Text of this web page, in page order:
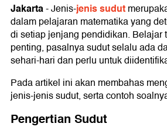
Jakarta-Jenis-jenis sudut
dalam pelajaran matematika yang
di setiap jenjang pendidikan. Belajar
penting, pasalnya sudut selalu ada
sehari-hari dan perlu untuk
Pada artikel ini akan membahas
jenis-jenis sudut, serta contoh
Pengertian Sudut